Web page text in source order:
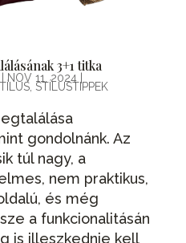
3+1 titka
NOV 11, 2024|
, STÍLUSTIPPEK
gondolnánk. Az
túl nagy, a
nem praktikus,
és még
a funkcionalitásán
is illeszkednie kell